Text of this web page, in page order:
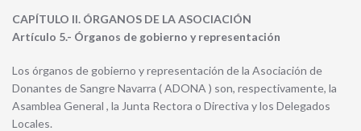
CAPÍTULO II. ÓRGANOS DE LA ASOCIACIÓN
Artículo 5.- Órganos de gobierno y representación
Los órganos de gobierno y representación de la Asociación de
Donantes de Sangre Navarra ( ADONA ) son, respectivamente, la
Asamblea General , la Junta Rectora o Directiva y los Delegados
Locales.